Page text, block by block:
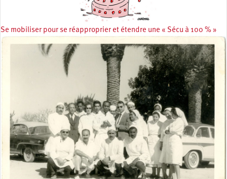
Se mobiliser pour se réapproprier et étendre une « Sécu à 100 % »